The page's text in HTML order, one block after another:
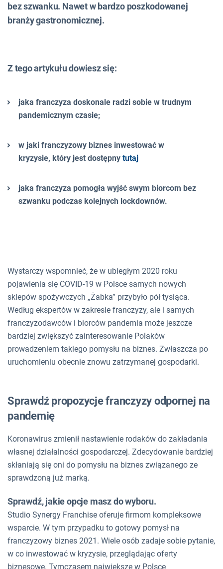
bez szwanku. Nawet w bardzo poszkodowanej
branży gastronomicznej.
Z tego artykułu dowiesz się:
jaka franczyza doskonale radzi sobie w trudnym
pandemicznym czasie;
w jaki franczyzowy biznes inwestować w
kryzysie, który jest dostępny tutaj
jaka franczyza pomogła wyjść swym biorcom bez
szwanku podczas kolejnych lockdownów.
Wystarczy wspomnieć, że w ubiegłym 2020 roku
pojawienia się COVID-19 w Polsce samych nowych
sklepów spożywczych „Żabka” przybyło pół tysiąca.
Według ekspertów w zakresie franczyzy, ale i samych
franczyzodawców i biorców pandemia może jeszcze
bardziej zwiększyć zainteresowanie Polaków
prowadzeniem takiego pomysłu na biznes. Zwłaszcza po
uruchomieniu obecnie znowu zatrzymanej gospodarki.
Sprawdź propozycje franczyzy odpornej na
pandemię
Koronawirus zmienił nastawienie rodaków do zakładania
własnej działalności gospodarczej. Zdecydowanie bardziej
skłaniają się oni do pomysłu na biznes związanego ze
sprawdzoną już marką.
Sprawdź, jakie opcje masz do wyboru.
Studio Synergy Franchise oferuje firmom kompleksowe
wsparcie. W tym przypadku to gotowy pomysł na
franczyzowy biznes 2021. Wiele osób zadaje sobie pytanie,
w co inwestować w kryzysie, przeglądając oferty
biznesowe. Tymczasem największe w Polsce